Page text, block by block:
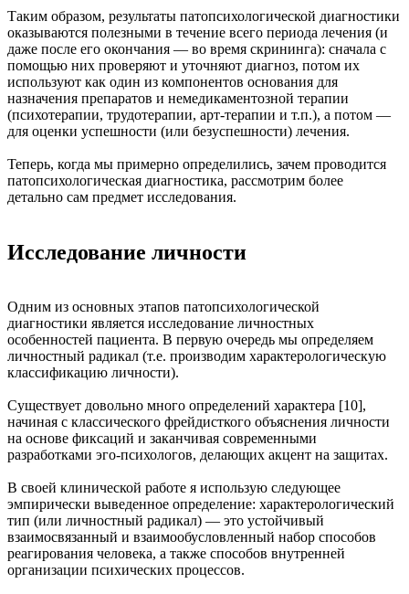
Таким образом, результаты патопсихологической диагностики
оказываются полезными в течение всего периода лечения (и
даже после его окончания — во время скрининга): сначала с
помощью них проверяют и уточняют диагноз, потом их
используют как один из компонентов основания для
назначения препаратов и немедикаментозной терапии
(психотерапии, трудотерапии, арт-терапии и т.п.), а потом —
для оценки успешности (или безуспешности) лечения.
Теперь, когда мы примерно определились, зачем проводится
патопсихологическая диагностика, рассмотрим более
детально сам предмет исследования.
Исследование личности
Одним из основных этапов патопсихологической
диагностики является исследование личностных
особенностей пациента. В первую очередь мы определяем
личностный радикал (т.е. производим характерологическую
классификацию личности).
Существует довольно много определений характера [10],
начиная с классического фрейдисткого объяснения личности
на основе фиксаций и заканчивая современными
разработками эго-психологов, делающих акцент на защитах.
В своей клинической работе я использую следующее
эмпирически выведенное определение: характерологический
тип (или личностный радикал) — это устойчивый
взаимосвязанный и взаимообусловленный набор способов
реагирования человека, а также способов внутренней
организации психических процессов.